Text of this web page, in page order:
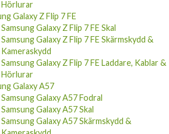
Hörlurar
Galaxy Z Flip 7 FE
Samsung Galaxy Z Flip 7 FE Skal
Samsung Galaxy Z Flip 7 FE Skärmskydd &
Kameraskydd
Samsung Galaxy Z Flip 7 FE Laddare, Kablar &
Hörlurar
Galaxy A57
Samsung Galaxy A57 Fodral
Samsung Galaxy A57 Skal
Samsung Galaxy A57 Skärmskydd &